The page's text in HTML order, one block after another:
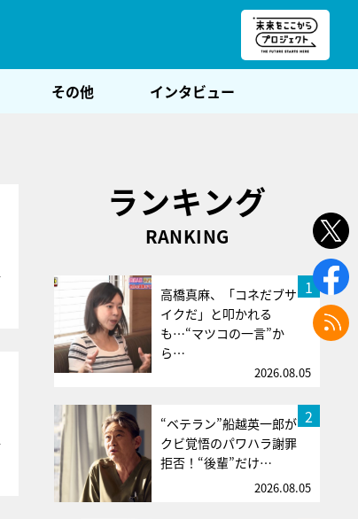
その他 インタビュー
ランキング
RANKING
1
高橋真麻、「コネだブサ
イクだ」と叩かれる
も…“マツコの一言”か
ら…
2026.08.05
2
“ベテラン”船越英一郎が
クビ覚悟のパワハラ謝罪
拒否！“後輩”だけ…
2026.08.05